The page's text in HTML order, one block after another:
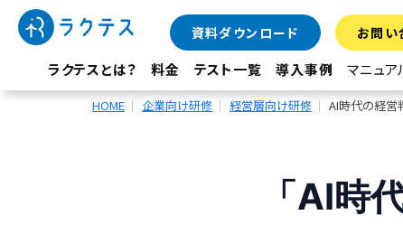
ラクテスとは？ 料金 テスト一覧 導入事例 マニュア
資料ダウンロード お問い
HOME 企業向け研修 経営層向け研修 AI時代の経営
「AI時